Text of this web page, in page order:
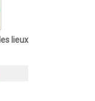
lieux